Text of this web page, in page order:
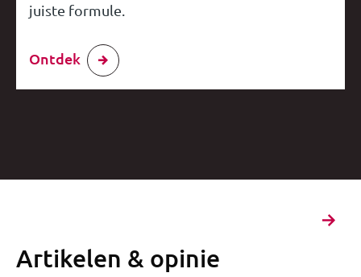
juiste formule.
Ontdek
Artikelen & opinie